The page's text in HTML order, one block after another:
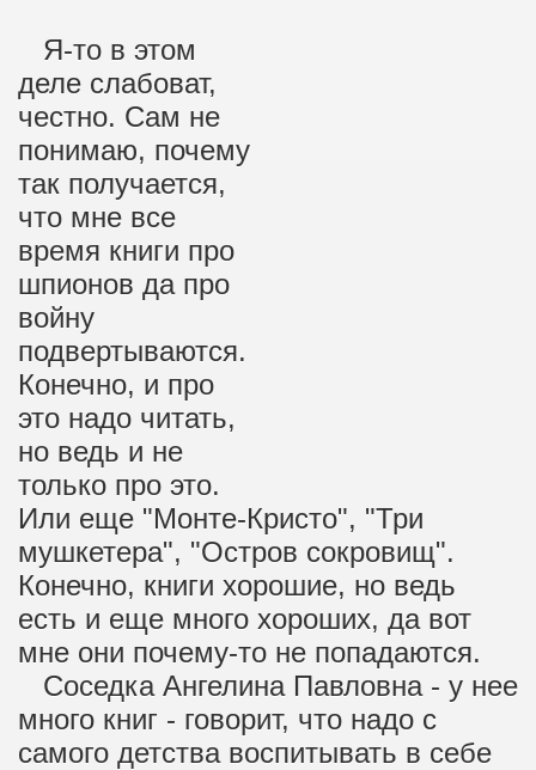
Я-то в этом
деле слабоват,
честно. Сам не
понимаю, почему
так получается,
что мне все
время книги про
шпионов да про
войну
подвертываются.
Конечно, и про
это надо читать,
но ведь и не
только про это.
Или еще "Монте-Кристо", "Три
мушкетера", "Остров сокровищ".
Конечно, книги хорошие, но ведь
есть и еще много хороших, да вот
мне они почему-то не попадаются.
Соседка Ангелина Павловна - у нее
много книг - говорит, что надо с
самого детства воспитывать в себе